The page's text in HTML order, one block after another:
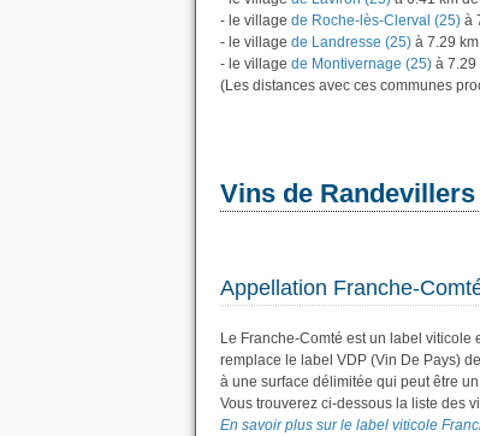
- le village de Roche-lès-Clerval (25) à
- le village de Landresse (25) à 7.29
- le village de Montivernage (25) à 7.29
(Les distances avec ces communes
Vins de Randevillers
Appellation Franche-
Le Franche-Comté est un label
remplace le label VDP (Vin De Pays)
à une surface délimitée qui peut être
Vous trouverez ci-dessous la liste des
En savoir plus sur le label viticole